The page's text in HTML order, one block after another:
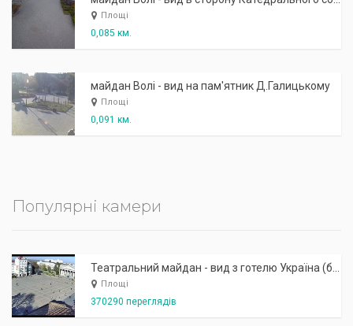
Площі
0,085 км.
майдан Волі - вид на пам'ятник Д.Галицькому
Площі
0,091 км.
Популярні камери
Площі
370290 переглядів